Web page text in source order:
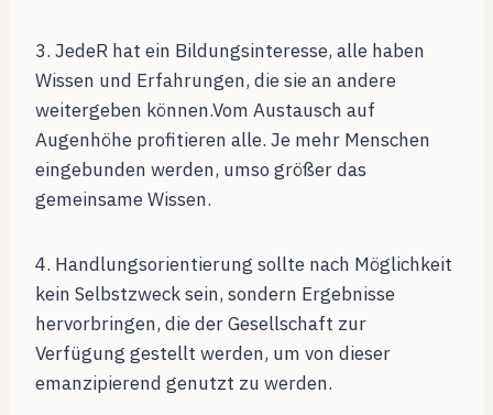
3. JedeR hat ein Bildungsinteresse, alle haben
Wissen und Erfahrungen, die sie an andere
weitergeben können.Vom Austausch auf
Augenhöhe profitieren alle. Je mehr Menschen
eingebunden werden, umso größer das
gemeinsame Wissen.
4. Handlungsorientierung sollte nach Möglichkeit
kein Selbstzweck sein, sondern Ergebnisse
hervorbringen, die der Gesellschaft zur
Verfügung gestellt werden, um von dieser
emanzipierend genutzt zu werden.